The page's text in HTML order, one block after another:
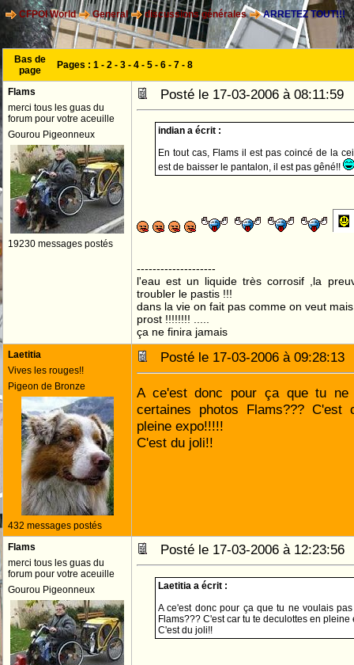
CFPOI World General discussions générales ARRETEZ TOUT!!!
Bas de
page
Pages : 1 - 2 - 3 - 4 - 5 - 6 - 7 - 8
Flams
merci tous les guas du
forum pour votre aceuille
Gourou Pigeonneux
19230 messages postés
Posté le 17-03-2006 à
indian a écrit :
En tout cas, Flams il est pas coincé de la
est de baisser le pantalon, il est pas gêné!!
--------------------
l'eau est un liquide très corrosif ,la
troubler le pastis !!!
dans la vie on fait pas comme on veut
prost !!!!!!!! .....
ça ne finira jamais
Laetitia
Vives les rouges!!
Pigeon de Bronze
432 messages postés
Posté le 17-03-2006 à
A ce'est donc pour ça que tu ne
certaines photos Flams???
pleine expo!!!!!
C'est du joli!!
Flams
merci tous les guas du
forum pour votre aceuille
Gourou Pigeonneux
Posté le 17-03-2006 à
Laetitia a écrit :
A ce'est donc pour ça que tu ne voulais
Flams??? C'est car tu te deculottes en pleine
C'est du joli!!